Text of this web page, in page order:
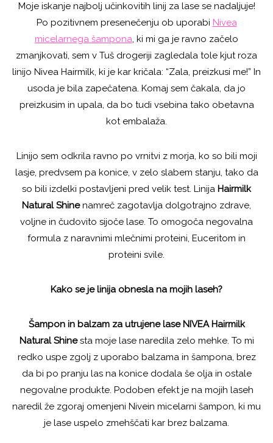
Moje iskanje najbolj učinkovitih linij za lase se nadaljuje!
Po pozitivnem presenečenju ob uporabi Nivea
micelarnega šampona, ki mi ga je ravno začelo
zmanjkovati, sem v Tuš drogeriji zagledala tole kjut roza
linijo Nivea Hairmilk, ki je kar kričala: “Zala, preizkusi me!” In
usoda je bila zapečatena. Komaj sem čakala, da jo
preizkusim in upala, da bo tudi vsebina tako obetavna
kot embalaža.
Linijo sem odkrila ravno po vrnitvi z morja, ko so bili moji
lasje, predvsem pa konice, v zelo slabem stanju, tako da
so bili izdelki postavljeni pred velik test. Linija Hairmilk
Natural Shinenamreč zagotavlja dolgotrajno zdrave,
voljne in čudovito sijoče lase. To omogoča negovalna
formula z naravnimi mlečnimi proteini, Euceritom in
proteini svile.
Kako se je linija obnesla na mojih laseh?
Šampon in balzam za utrujene lase NIVEA Hairmilk
Natural Shinesta moje lase naredila zelo mehke. To mi
redko uspe zgolj z uporabo balzama in šampona, brez
da bi po pranju las na konice dodala še olja in ostale
negovalne produkte. Podoben efekt je na mojih laseh
naredil že zgoraj omenjeni Nivein micelarni šampon, ki mu
je lase uspelo zmehščati kar brez balzama.